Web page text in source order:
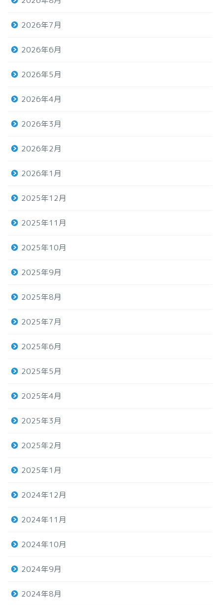
2026年7月
2026年6月
2026年5月
2026年4月
2026年3月
2026年2月
2026年1月
2025年12月
2025年11月
2025年10月
2025年9月
2025年8月
2025年7月
2025年6月
2025年5月
2025年4月
2025年3月
2025年2月
2025年1月
2024年12月
2024年11月
2024年10月
2024年9月
2024年8月